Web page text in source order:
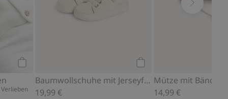
Baumwollschuhe mit Jerseyfutter
19,99 €
14,99 €